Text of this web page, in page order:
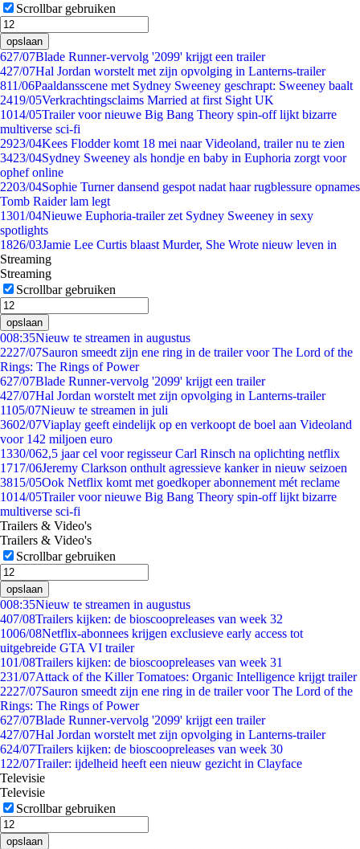
Scrollbar gebruiken
opslaan
627/07Blade Runner-vervolg '2099' krijgt een trailer
427/07Hal Jordan worstelt met zijn opvolging in Lanterns-trailer
811/06Paaldansscene met Sydney Sweeney geschrapt: Sweeney baalt
2419/05Verkrachtingsclaims Married at first Sight UK
1014/05Trailer voor nieuwe Big Bang Theory spin-off lijkt bizarre
multiverse sci-fi
2923/04Kees Flodder komt 18 mei naar Videoland, trailer nu te zien
3423/04Sydney Sweeney als hondje en baby in Euphoria zorgt voor
ophef online
2203/04Sophie Turner dansend gespot nadat haar rugblessure opnames
Tomb Raider lam legt
1301/04Nieuwe Euphoria-trailer zet Sydney Sweeney in sexy
spotlights
1826/03Jamie Lee Curtis blaast Murder, She Wrote nieuw leven in
Streaming
Streaming
Scrollbar gebruiken
opslaan
008:35Nieuw te streamen in augustus
2227/07Sauron smeedt zijn ene ring in de trailer voor The Lord of the
Rings: The Rings of Power
627/07Blade Runner-vervolg '2099' krijgt een trailer
427/07Hal Jordan worstelt met zijn opvolging in Lanterns-trailer
1105/07Nieuw te streamen in juli
3602/07Viaplay geeft eindelijk op en verkoopt de boel aan Videoland
voor 142 miljoen euro
1330/062,5 jaar cel voor regisseur Carl Rinsch na oplichting netflix
1717/06Jeremy Clarkson onthult agressieve kanker in nieuw seizoen
3815/05Ook Netflix komt met goedkoper abonnement mét reclame
1014/05Trailer voor nieuwe Big Bang Theory spin-off lijkt bizarre
multiverse sci-fi
Trailers & Video's
Trailers & Video's
Scrollbar gebruiken
opslaan
008:35Nieuw te streamen in augustus
407/08Trailers kijken: de bioscoopreleases van week 32
1006/08Netflix-abonnees krijgen exclusieve early access tot
uitgebreide GTA VI trailer
101/08Trailers kijken: de bioscoopreleases van week 31
231/07Attack of the Killer Tomatoes: Organic Intelligence krijgt trailer
2227/07Sauron smeedt zijn ene ring in de trailer voor The Lord of the
Rings: The Rings of Power
627/07Blade Runner-vervolg '2099' krijgt een trailer
427/07Hal Jordan worstelt met zijn opvolging in Lanterns-trailer
624/07Trailers kijken: de bioscoopreleases van week 30
1 22/07Trailer: ijdelheid heeft een nieuw gezicht in Clayface
Televisie
Televisie
Scrollbar gebruiken
opslaan